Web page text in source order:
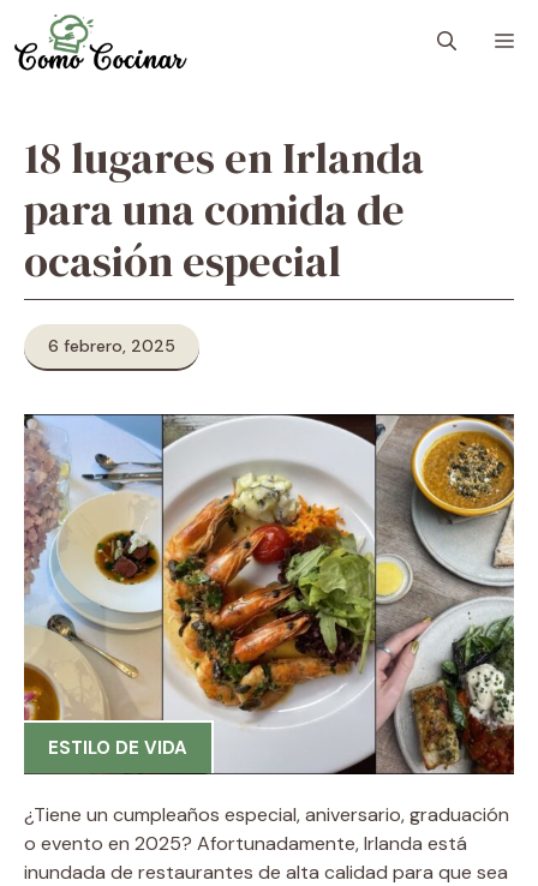
to
content
18 lugares en Irlanda
para una comida de
ocasión especial
6 febrero, 2025
ESTILO DE VIDA
¿Tiene un cumpleaños especial, aniversario, graduación
o evento en 2025? Afortunadamente, Irlanda está
inundada de restaurantes de alta calidad para que sea